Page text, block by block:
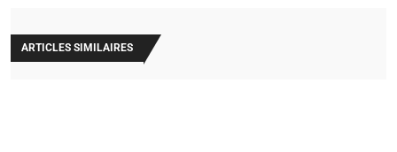
ARTICLES SIMILAIRES